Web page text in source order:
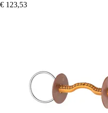
€ 123,53